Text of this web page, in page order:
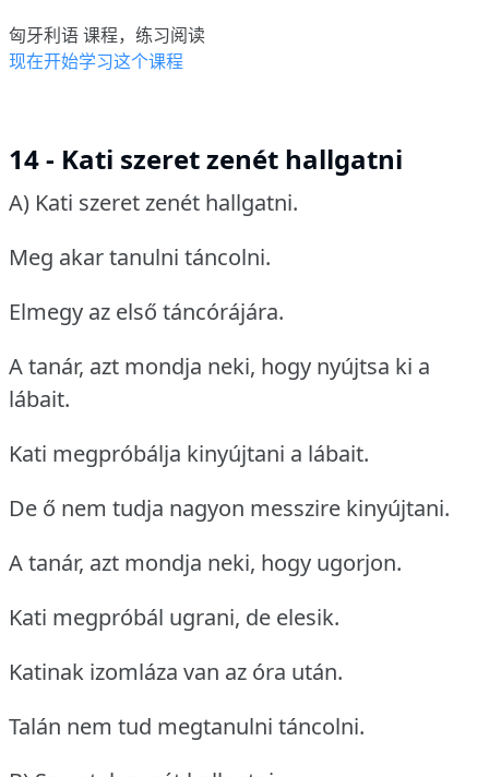
匈牙利语 课程，练习阅读
现在开始学习这个课程
14 - Kati szeret zenét hallgatni
A) Kati szeret zenét hallgatni.
Meg akar tanulni táncolni.
Elmegy az első táncórájára.
A tanár, azt mondja neki, hogy nyújtsa ki a
lábait.
Kati megpróbálja kinyújtani a lábait.
De ő nem tudja nagyon messzire kinyújtani.
A tanár, azt mondja neki, hogy ugorjon.
Kati megpróbál ugrani, de elesik.
Katinak izomláza van az óra után.
Talán nem tud megtanulni táncolni.